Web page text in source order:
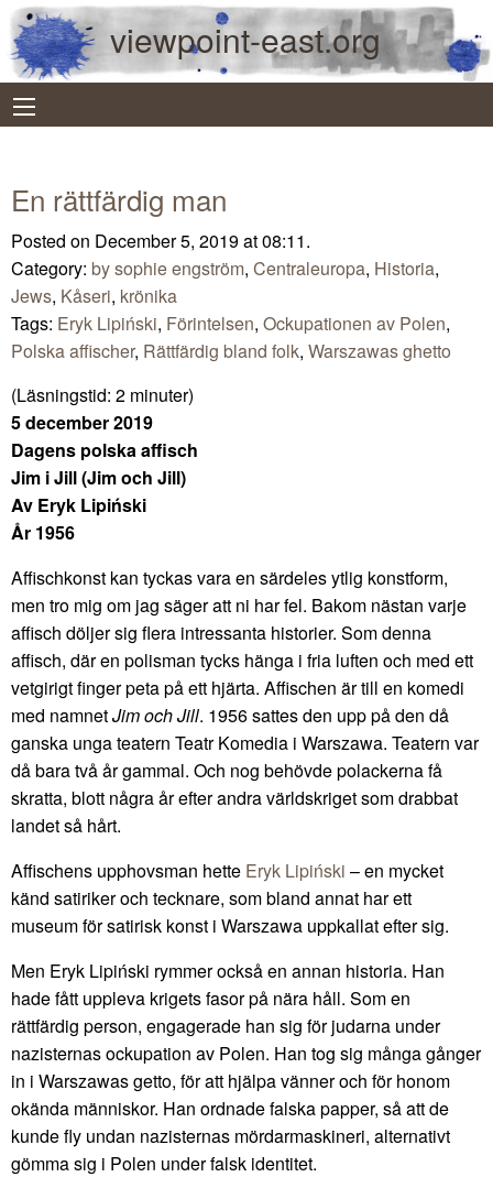
viewpoint-east.org
En rättfärdig man
Posted on December 5, 2019 at 08:11.
Category: by sophie engström, Centraleuropa, Historia,
Jews, Kåseri, krönika
Tags: Eryk Lipiński, Förintelsen, Ockupationen av Polen,
Polska affischer, Rättfärdig bland folk, Warszawas ghetto
(Läsningstid: 2 minuter)
5 december 2019
Dagens polska affisch
Jim i Jill (Jim och Jill)
Av Eryk Lipiński
År 1956
Affischkonst kan tyckas vara en särdeles ytlig konstform,
men tro mig om jag säger att ni har fel. Bakom nästan varje
affisch döljer sig flera intressanta historier. Som denna
affisch, där en polisman tycks hänga i fria luften och med ett
vetgirigt finger peta på ett hjärta. Affischen är till en komedi
med namnetJim och Jill. 1956 sattes den upp på den då
ganska unga teatern Teatr Komedia i Warszawa. Teatern var
då bara två år gammal. Och nog behövde polackerna få
skratta, blott några år efter andra världskriget som drabbat
landet så hårt.
Affischens upphovsman hette Eryk Lipiński – en mycket
känd satiriker och tecknare, som bland annat har ett
museum för satirisk konst i Warszawa uppkallat efter sig.
Men Eryk Lipiński rymmer också en annan historia. Han
hade fått uppleva krigets fasor på nära håll. Som en
rättfärdig person, engagerade han sig för judarna under
nazisternas ockupation av Polen. Han tog sig många gånger
in i Warszawas getto, för att hjälpa vänner och för honom
okända människor. Han ordnade falska papper, så att de
kunde fly undan nazisternas mördarmaskineri, alternativt
gömma sig i Polen under falsk identitet.